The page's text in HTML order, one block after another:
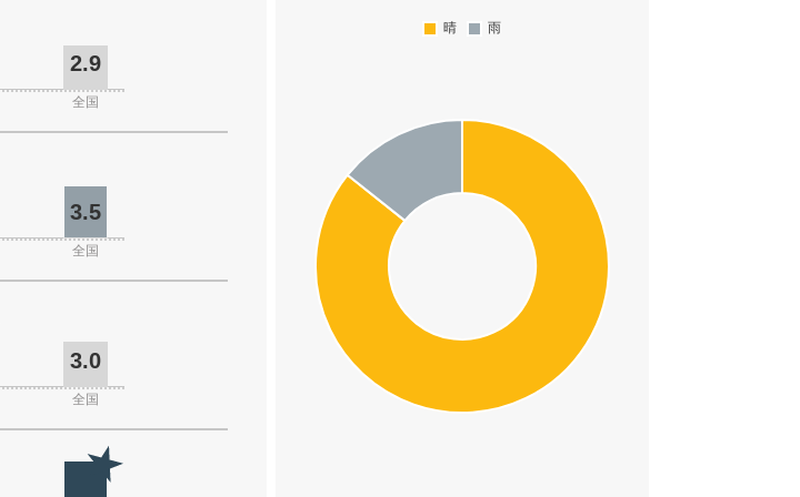
2.9
全国
3.5
全国
3.0
全国